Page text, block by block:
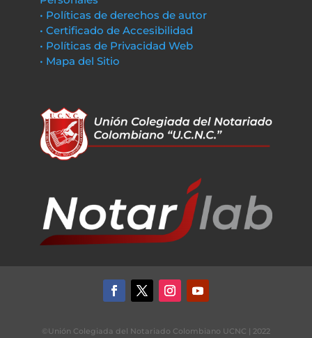
• Políticas de derechos de autor
• Certificado de Accesibilidad
• Políticas de Privacidad Web
• Mapa del Sitio
©Unión Colegiada del Notariado Colombiano UCNC | 2022